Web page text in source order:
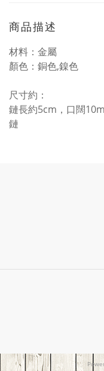
商品描述
材料：金屬
顏色： 銅色,鎳色
尺寸約：
鏈長約5cm，口闊
鏈